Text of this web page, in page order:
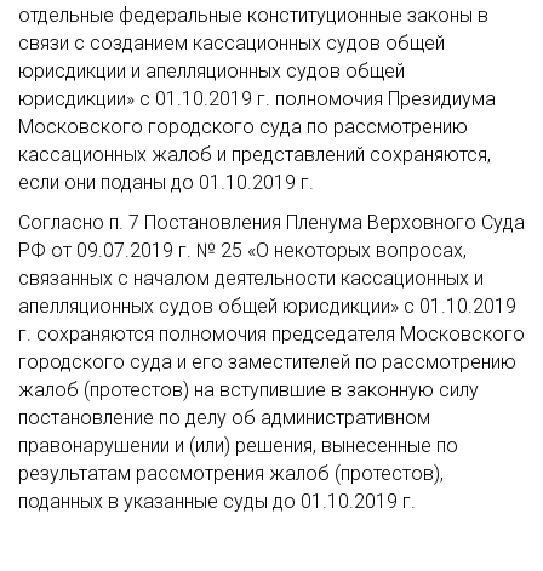
отдельные федеральные конституционные законы в
связи с созданием кассационных судов общей
юрисдикции и апелляционных судов общей
юрисдикции» с 01.10.2019 г. полномочия Президиума
Московского городского суда по рассмотрению
кассационных жалоб и представлений сохраняются,
если они поданы до 01.10.2019 г.
Согласно п. 7 Постановления Пленума Верховного Суда
РФ от 09.07.2019 г. № 25 «О некоторых вопросах,
связанных с началом деятельности кассационных и
апелляционных судов общей юрисдикции» с 01.10.2019
г. сохраняются полномочия председателя Московского
городского суда и его заместителей по рассмотрению
жалоб (протестов) на вступившие в законную силу
постановление по делу об административном
правонарушении и (или) решения, вынесенные по
результатам рассмотрения жалоб (протестов),
поданных в указанные суды до 01.10.2019 г.